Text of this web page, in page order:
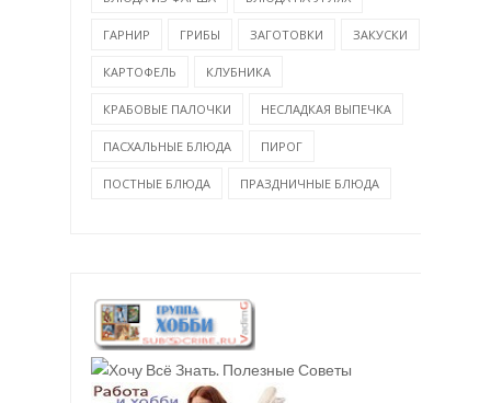
ГАРНИР ГРИБЫ ЗАГОТОВКИ ЗАКУСКИ
КАРТОФЕЛЬ КЛУБНИКА
КРАБОВЫЕ ПАЛОЧКИ НЕСЛАДКАЯ ВЫПЕЧКА
ПАСХАЛЬНЫЕ БЛЮДА ПИРОГ
ПОСТНЫЕ БЛЮДА ПРАЗДНИЧНЫЕ БЛЮДА